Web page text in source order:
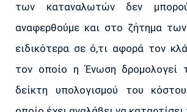
των καταναλωτών δεν
αναφερθούμε και στο ζήτημα
ειδικότερα σε ό,τι αφορά τον
τον οποίο η Ένωση δρομολογεί
δείκτη υπολογισμού του